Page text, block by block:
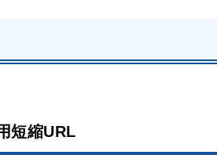
短縮URL